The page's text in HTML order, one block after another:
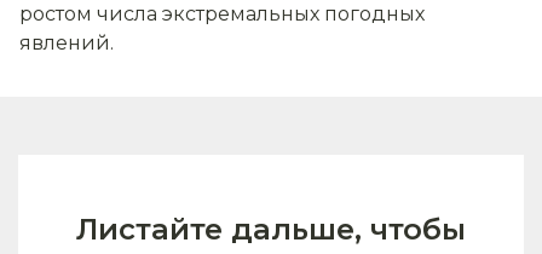
ростом числа экстремальных погодных
явлений.
Листайте дальше, чтобы